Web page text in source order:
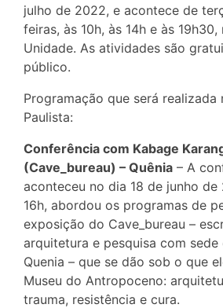
julho de 2022, e acontece de
feiras, às 10h, às 14h e às
Unidade. As atividades são
público.
Programação que será realizada
Paulista:
Conferência com Kabage
(Cave_bureau) – Quênia – A
aconteceu no dia 18 de junho de
16h, abordou os programas de
exposição do Cave_bureau –
arquitetura e pesquisa com sede
Quenia – que se dão sob o que
Museu do Antropoceno:
trauma, resistência e cura.